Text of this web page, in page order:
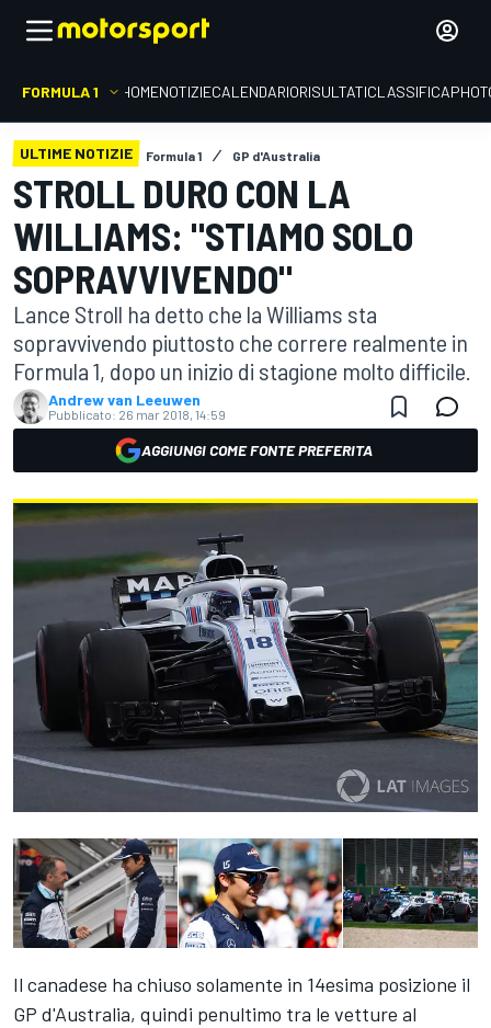
FORMULA 1 HOMENOTIZIECALENDARIORISULTATICLASSIFICA
ULTIME NOTIZIE Formula 1 GP d'Australia
STROLL DURO CON LA
WILLIAMS: "STIAMO SOLO
SOPRAVVIVENDO"
Lance Stroll ha detto che la Williams sta
sopravvivendo piuttosto che correre realmente in
Formula 1, dopo un inizio di stagione molto difficile.
Andrew van Leeuwen
Pubblicato: 26 mar 2018, 14:59
AGGIUNGI COME FONTE PREFERITA
Il canadese ha chiuso solamente in 14esima posizione il
GP d'Australia, quindi penultimo tra le vetture al